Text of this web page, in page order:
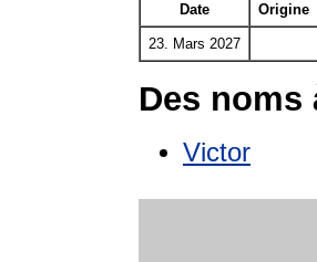
Date Origine
23. Mars 2027
Des noms
Victor